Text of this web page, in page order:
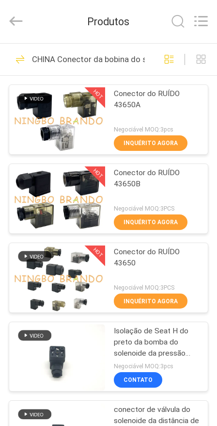
PARA
CASA
PRODUTOS
SOBRE
VISITA
FÁBRICA
CONTROLE
QUALIDADE
CONTACTE-
NOS
SOLICITE UM
ORÇAMENTO
COMPANY
NEWS
Hardware
Rights
Válvula pneumática
do cilindro
228
Válvula pneumática
do pulso
43
Pneumático válvula
solenóide
Bobina da válvula
de solenoide
Produtos
CHINA Conector da bobina do solenóide
HOT
Conector do RUÍDO
43650A
Negociável MOQ:3pcs
INQUÉRITO AGORA
HOT
Conector do RUÍDO
43650B
Negociável MOQ:3PCS
INQUÉRITO AGORA
HOT
Conector do RUÍDO
43650
Negociável MOQ:3PCS
INQUÉRITO AGORA
Isolação de Seat H do
preto da bomba do
solenoide da pressão
normal micro para a
indústria geral
Negociável MOQ:3pcs
CONTATO
conector de válvula do
solenoide da distância de